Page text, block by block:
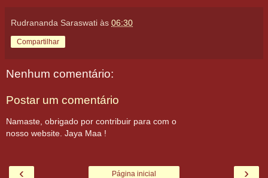
Rudrananda Saraswati às 06:30
Compartilhar
Nenhum comentário:
Postar um comentário
Namaste, obrigado por contribuir para com o
nosso website. Jaya Maa !
‹ ›
Página inicial